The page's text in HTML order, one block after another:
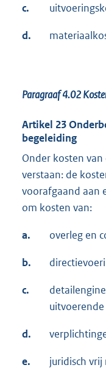
c.
d.
Paragraaf 4.02
Artikel 23
begeleiding
Onder kosten
verstaan: de
voorafgaand aan
om kosten van:
a. overleg en
b.
c.
d.
e. juridisch vrij